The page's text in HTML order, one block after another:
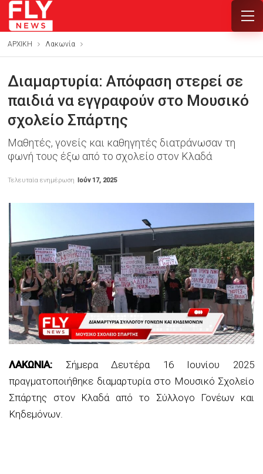
ΑΡΧΙΚΗ Λακωνία
Διαμαρτυρία: Απόφαση στερεί σε
παιδιά να εγγραφούν στο Μουσικό
σχολείο Σπάρτης
Μαθητές, γονείς και καθηγητές διατράνωσαν τη
φωνή τους έξω από το σχολείο στον Κλαδά
Τελευταία ενημέρωση Ιούν 17, 2025
ΛΑΚΩΝΙΑ: Σήμερα Δευτέρα 16 Ιουνίου 2025
πραγματοποιήθηκε διαμαρτυρία στο Μουσικό Σχολείο
Σπάρτης στον Κλαδά από το Σύλλογο Γονέων και
Κηδεμόνων.